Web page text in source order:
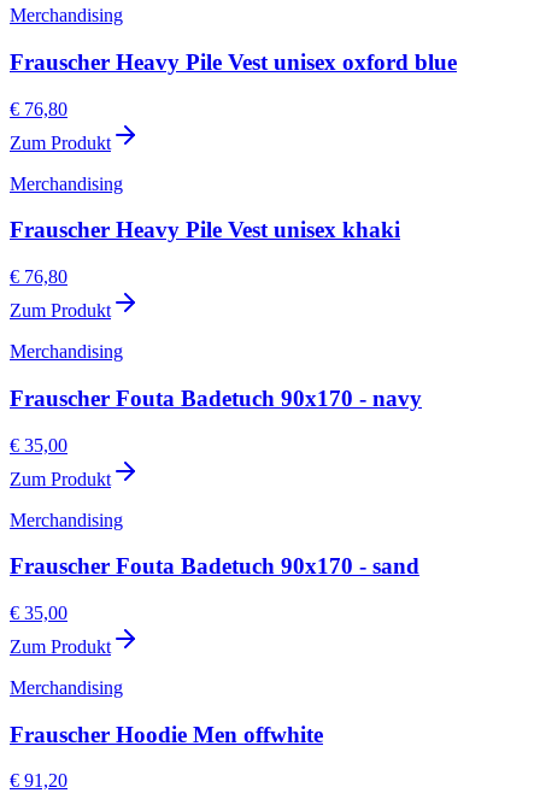
Merchandising
Frauscher Heavy Pile Vest unisex oxford blue
€ 76,80
Zum Produkt
Merchandising
Frauscher Heavy Pile Vest unisex khaki
€ 76,80
Zum Produkt
Merchandising
Frauscher Fouta Badetuch 90x170 - navy
€ 35,00
Zum Produkt
Merchandising
Frauscher Fouta Badetuch 90x170 - sand
€ 35,00
Zum Produkt
Merchandising
Frauscher Hoodie Men offwhite
€ 91,20